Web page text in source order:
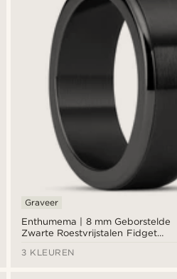
Enthumema | 8 mm Geborstelde
Zwarte Roestvrijstalen Fidget
Graveer
3 KLEUREN